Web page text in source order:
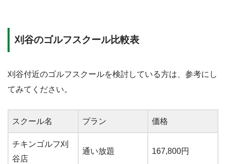
刈谷のゴルフスクール比較表
刈谷付近のゴルフスクールを検討している方は、参考にし
てみてください。
スクール名 プラン 価格
チキンゴルフ刈
谷店
通い放題 167,800円